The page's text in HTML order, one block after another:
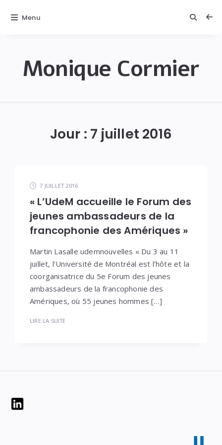
Monique Cormier
Jour : 7 juillet 2016
7 JUILLET 2016
« L’UdeM accueille le Forum des
jeunes ambassadeurs de la
francophonie des Amériques »
Martin Lasalle udemnouvelles « Du 3 au 11
juillet, l’Université de Montréal est l’hôte et la
coorganisatrice du 5e Forum des jeunes
ambassadeurs de la francophonie des
Amériques, où 55 jeunes hommes […]
LIRE LA SUITE
Widgets
Menu